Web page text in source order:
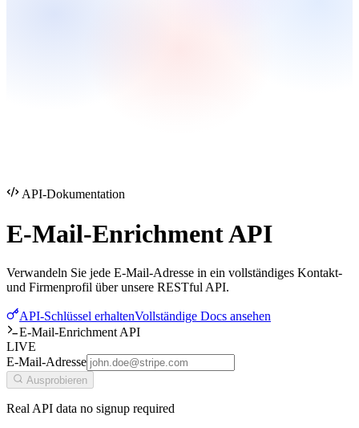
API-Dokumentation
E-Mail-EnrichmentAPI
Verwandeln Sie jede E-Mail-Adresse in ein vollständiges Kontakt-
und Firmenprofil über unsere RESTful API.
API-Schlüssel erhaltenVollständige Docs ansehen
E-Mail-Enrichment API
LIVE
E-Mail-Adresse
Ausprobieren
Real API data no signup required